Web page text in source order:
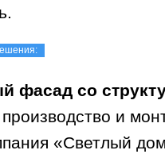
фасад со
и
«Светлый